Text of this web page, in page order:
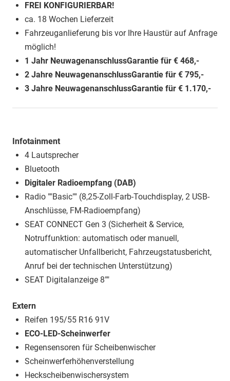
FREI KONFIGURIERBAR!
ca. 18 Wochen Lieferzeit
Fahrzeuganlieferung bis vor Ihre Haustür auf Anfrage
möglich!
1 Jahr NeuwagenanschlussGarantie für € 468,-
2 Jahre NeuwagenanschlussGarantie für € 795,-
3 Jahre NeuwagenanschlussGarantie für € 1.170,-
Infotainment
4 Lautsprecher
Bluetooth
Digitaler Radioempfang (DAB)
Radio ""Basic"" (8,25-Zoll-Farb-Touchdisplay, 2 USB-
Anschlüsse, FM-Radioempfang)
SEAT CONNECT Gen 3 (Sicherheit & Service,
Notruffunktion: automatisch oder manuell,
automatischer Unfallbericht, Fahrzeugstatusbericht,
Anruf bei der technischen Unterstützung)
SEAT Digitalanzeige 8""
Extern
Reifen 195/55 R16 91V
ECO-LED-Scheinwerfer
Regensensoren für Scheibenwischer
Scheinwerferhöhenverstellung
Heckscheibenwischersystem